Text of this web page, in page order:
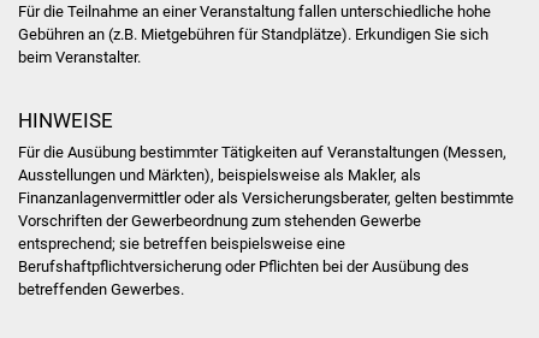
NETZMonitor
Pflege von Angehörigen
Hitzewarnung / UV-
Index
Für die Teilnahme an einer Veranstaltung fallen unterschiedliche hohe
Gebühren an (z.B. Mietgebühren für Standplätze). Erkundigen Sie sich
beim Veranstalter.
HINWEISE
Für die Ausübung bestimmter Tätigkeiten auf Veranstaltungen (Messen,
Ausstellungen und Märkten), beispielsweise als Makler, als
Finanzanlagenvermittler oder als Versicherungsberater, gelten bestimmte
Vorschriften der Gewerbeordnung zum stehenden Gewerbe
entsprechend; sie betreffen beispielsweise eine
Berufshaftpflichtversicherung oder Pflichten bei der Ausübung des
betreffenden Gewerbes.